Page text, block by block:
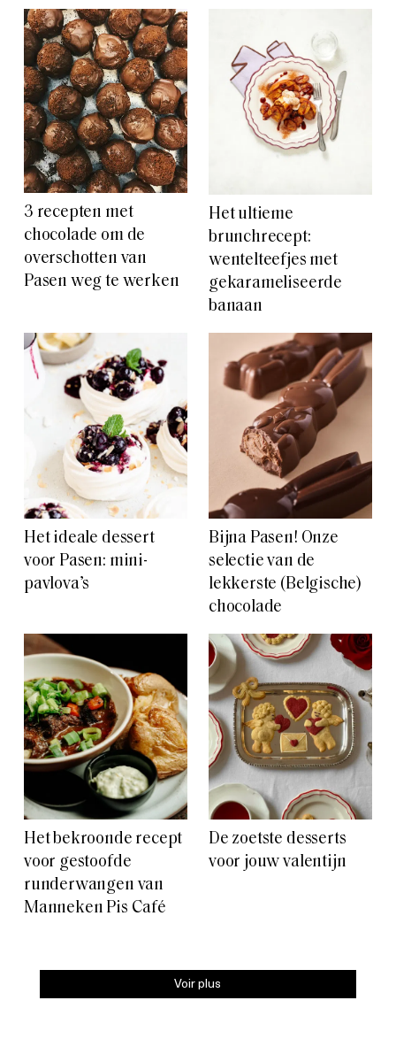
3 recepten met
chocolade om de
overschotten van
Pasen weg te werken
Het ultieme
brunchrecept:
wentelteefjes met
gekarameliseerde
banaan
Het ideale dessert
voor Pasen: mini-
pavlova’s
Bijna Pasen! Onze
selectie van de
lekkerste (Belgische)
chocolade
Het bekroonde recept
voor gestoofde
runderwangen van
Manneken Pis Café
De zoetste desserts
voor jouw valentijn
Voir plus